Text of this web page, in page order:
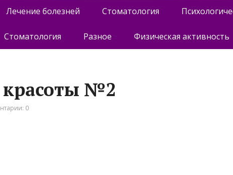
Лечение болезней Стоматология
Стоматология Разное Физическая активность
красоты №2
0